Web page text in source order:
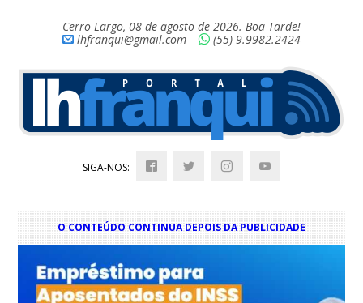
Cerro Largo, 08 de agosto de 2026. Boa Tarde!
lhfranqui@gmail.com
(55) 9.9982.2424
SIGA-NOS:
O CONTEÚDO CONTINUA DEPOIS DA PUBLICIDADE